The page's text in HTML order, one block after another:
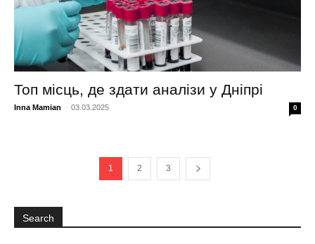
Топ місць, де здати аналізи у Дніпрі
Inna Mamian - 03.03.2025 0
1 2 3
Search